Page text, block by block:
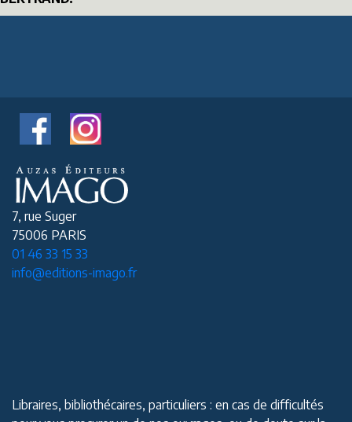
7, rue Suger
75006 PARIS
01 46 33 15 33
info@editions-imago.fr
Libraires, bibliothécaires, particuliers : en cas de difficultés